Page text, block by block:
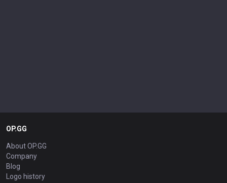
OP.GG
About OP.GG
Company
Blog
Logo history